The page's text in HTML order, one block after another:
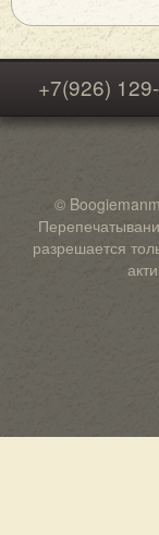
+7(926)
©
разрешается